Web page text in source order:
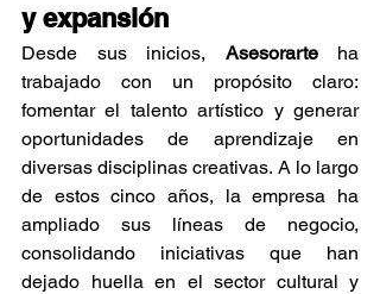
y expansión
Desde sus inicios, Asesorarte ha
trabajado con un propósito claro:
fomentar el talento artístico y generar
oportunidades de aprendizaje en
diversas disciplinas creativas. A lo largo
de estos cinco años, la empresa ha
ampliado sus líneas de negocio,
consolidando iniciativas que han
dejado huella en el sector cultural y